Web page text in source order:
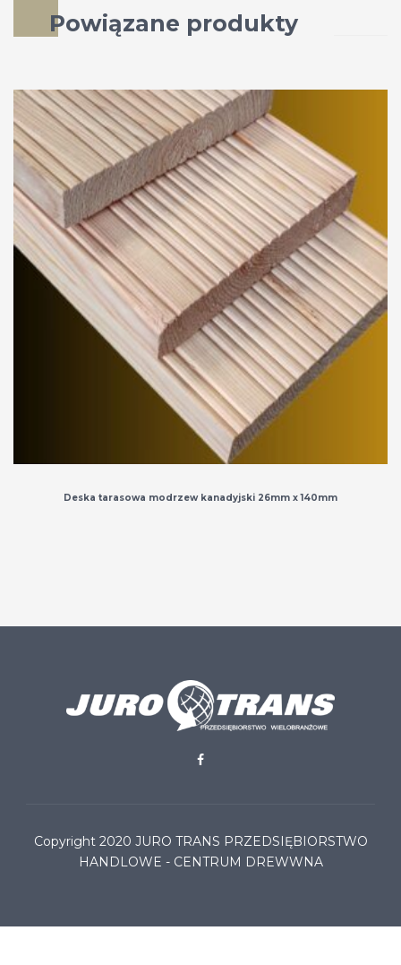
Powiązane produkty
Deska tarasowa modrzew kanadyjski 26mm x 140mm
Copyright 2020 JURO TRANS PRZEDSIĘBIORSTWO
HANDLOWE - CENTRUM DREWWNA